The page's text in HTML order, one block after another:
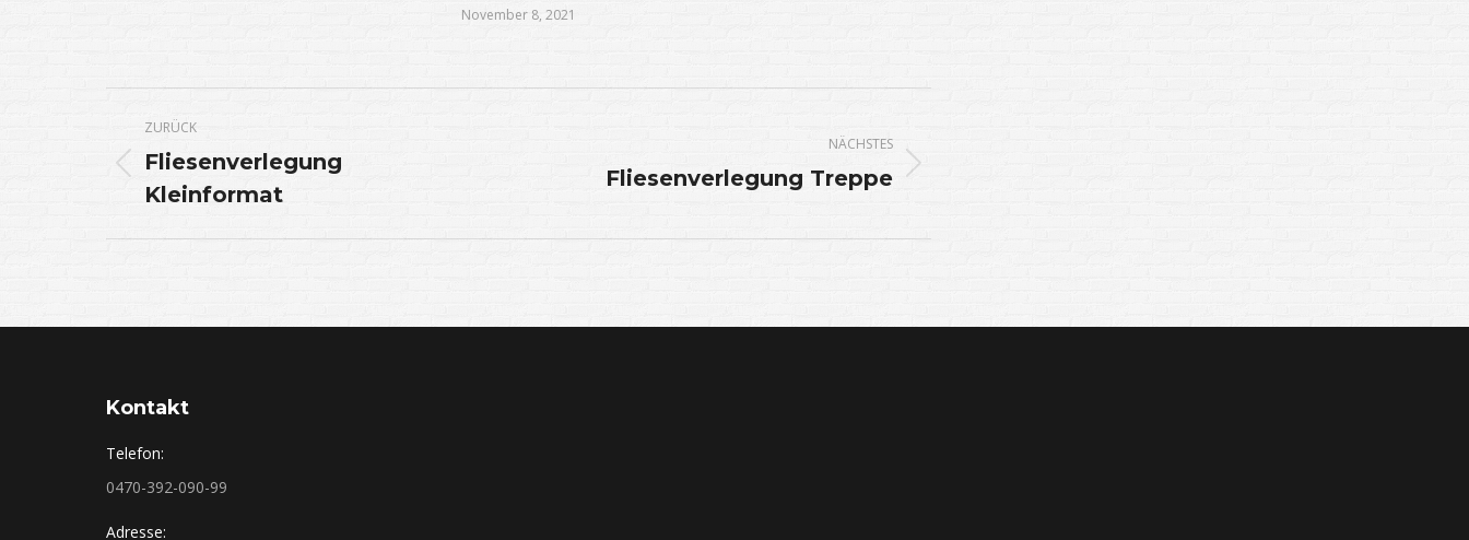
November 8, 2021
Album-
Navigation
ZURÜCK
Vorheriges
Album:
Fliesenverlegung
Kleinformat
NÄCHSTES
NächstesFliesenverlegung Treppe
Kontakt
Telefon:
0470-392-090-99
Adresse: